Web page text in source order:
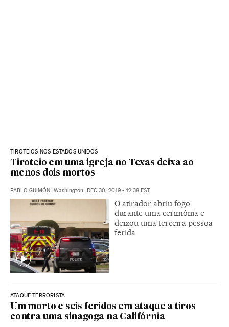
TIROTEIOS NOS ESTADOS UNIDOS
Tiroteio em uma igreja no Texas deixa ao
menos dois mortos
PABLO GUIMÓN Washington DEC 30, 2019 - 12:38 EST
O atirador abriu fogo
durante uma cerimônia e
deixou uma terceira pessoa
ferida
ATAQUE TERRORISTA
Um morto e seis feridos em ataque a tiros
contra uma sinagoga na Califórnia